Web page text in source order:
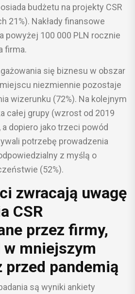
budżetu na projekty CSR
21%). Nakłady finansowe
powyżej 100 000 PLN rocznie
firma.
się biznesu w obszar
niezmiennie pozostaje
wizerunku (72%). Na kolejnym
całej grupy (wzrost od 2019
a dopiero jako trzeci powód
potrzebę prowadzenia
z myślą o
(52%).
zwracają uwagę
CSR
przez firmy,
w mniejszym
pandemią
są wyniki ankiety